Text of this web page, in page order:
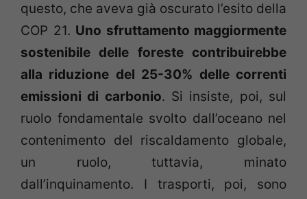
questo, che aveva già oscurato l’esito della
COP 21. Uno sfruttamento maggiormente
sostenibile delle foreste contribuirebbe
alla riduzione del 25-30% delle correnti
emissioni di carbonio. Si insiste, poi, sul
ruolo fondamentale svolto dall’oceano nel
contenimento del riscaldamento globale,
un ruolo, tuttavia, minato
dall’inquinamento. I trasporti, poi, sono